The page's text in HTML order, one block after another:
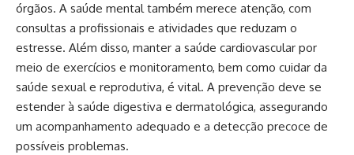
órgãos. A saúde mental também merece atenção, com
consultas a profissionais e atividades que reduzam o
estresse. Além disso, manter a saúde cardiovascular por
meio de exercícios e monitoramento, bem como cuidar da
saúde sexual e reprodutiva, é vital. A prevenção deve se
estender à saúde digestiva e dermatológica, assegurando
um acompanhamento adequado e a detecção precoce de
possíveis problemas.